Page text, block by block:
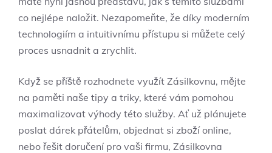
co nejlépe naložit. Nezapomeňte, že díky moderním
technologiím a intuitivnímu přístupu si můžete celý
proces usnadnit a zrychlit.
Když se příště rozhodnete využít Zásilkovnu, mějte
na paměti naše tipy a triky, které vám pomohou
maximalizovat výhody této služby. Ať už plánujete
poslat dárek přátelům, objednat si zboží online,
nebo řešit doručení pro vaši firmu, Zásilkovna